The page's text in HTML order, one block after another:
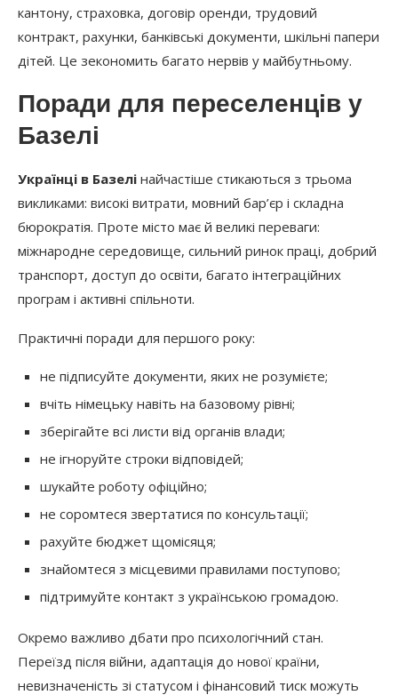
кантону, страховка, договір оренди, трудовий
контракт, рахунки, банківські документи, шкільні папери
дітей. Це зекономить багато нервів у майбутньому.
Поради для переселенців у
Базелі
Українці в Базелі найчастіше стикаються з трьома
викликами: високі витрати, мовний бар’єр і складна
бюрократія. Проте місто має й великі переваги:
міжнародне середовище, сильний ринок праці, добрий
транспорт, доступ до освіти, багато інтеграційних
програм і активні спільноти.
Практичні поради для першого року:
не підписуйте документи, яких не розумієте;
вчіть німецьку навіть на базовому рівні;
зберігайте всі листи від органів влади;
не ігноруйте строки відповідей;
шукайте роботу офіційно;
не соромтеся звертатися по консультації;
рахуйте бюджет щомісяця;
знайомтеся з місцевими правилами поступово;
підтримуйте контакт з українською громадою.
Окремо важливо дбати про психологічний стан.
Переїзд після війни, адаптація до нової країни,
невизначеність зі статусом і фінансовий тиск можуть